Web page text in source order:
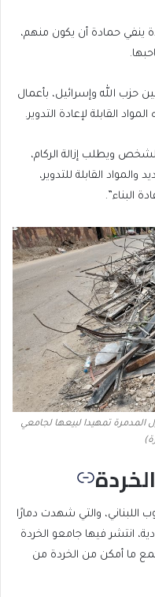
ينفي حمادة أن يكون منهم،
حزب الله وإسرائيل، بأعمال
القابلة لإعادة التدوير.
ويطلب إزالة الركام،
والمواد القابلة للتدوير،
البناء”.
تمهيدا لبيعها لجامعي
والتي شهدت دمارًا
انتشر فيها جامعو الخردة
ما أمكن من الخردة من